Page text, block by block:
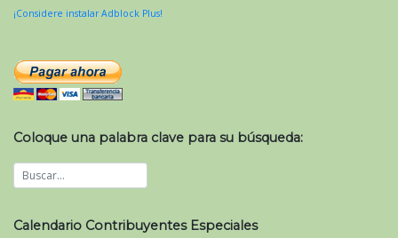
¡Considere instalar Adblock Plus!
Coloque una palabra clave para su búsqueda:
Calendario Contribuyentes Especiales